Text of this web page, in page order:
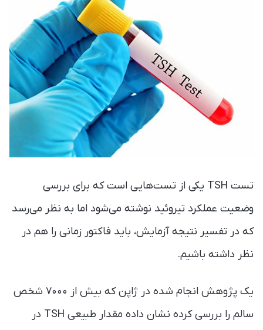
تست TSH یکی از تست‌هایی است که برای بررسی
وضعیت عملکرد تیروئید نوشته می‌شود اما به نظر می‌رسد
که در تفسیر نتیجه آزمایش، باید فاکتور زمانی را هم در
نظر داشته باشیم.
یک پژوهش انجام شده در ژاپن که بیش از ۷۰۰۰ شخص
سالم را بررسی کرده نشان داده مقدار طبیعی TSH در